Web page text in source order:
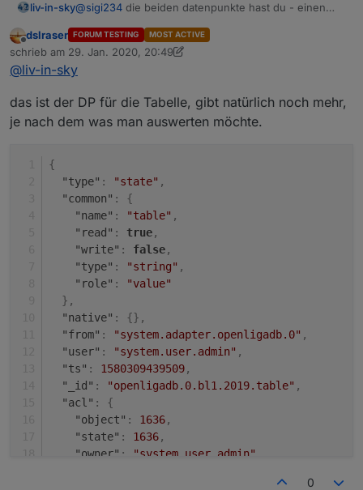
sonderheit beim spielstände script:
liv-in-sky@sigi234 die beiden datenpunkte hast du - einen
eintragen - der andere kommt von dem neuen
adapter - ich habe den nicht installiert - daher weiß
ich nicht wie der heißt
ansonsten zeig mir den inhalt des datenpunktes mit
den daten und den raw dazu
Offline
dslraser FORUM TESTING MOST ACTIVE
schrieb am 29. Jan. 2020, 20:49
zuletzt editiert von dslraser
@liv-in-sky
das ist der DP für die Tabelle, gibt natürlich noch mehr,
je nach dem was man auswerten möchte.
{
"type" : "state" ,
"common" :
{
"name" : "table" ,
"read" : true,
"write" : false,
"type" : "string" ,
"role" :
"value"
} ,
"native" : {} ,
"from" : "system.adapter.openligadb.0" ,
"user" : "system.user.admin" ,
"ts" : 1580309439509,
"_id" : "openligadb.0.bl1.2019.table" ,
"acl" :
{
"object" : 1636,
"state" : 1636,
"owner" : "system.user.admin"
0